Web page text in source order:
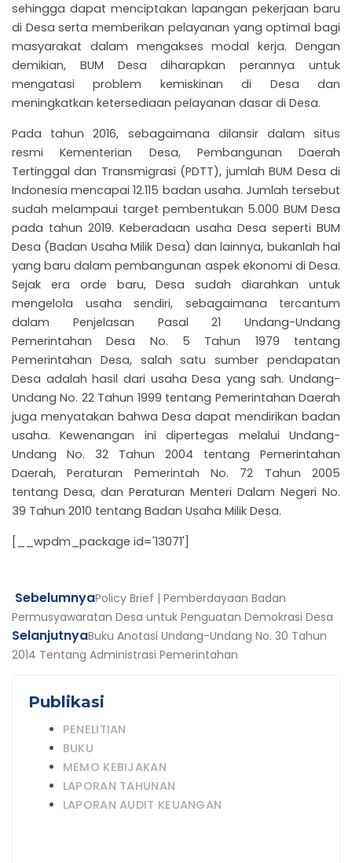
sehingga dapat menciptakan lapangan pekerjaan baru
di Desa serta memberikan pelayanan yang optimal bagi
masyarakat dalam mengakses modal kerja. Dengan
demikian, BUM Desa diharapkan perannya untuk
mengatasi problem kemiskinan di Desa dan
meningkatkan ketersediaan pelayanan dasar di Desa.
Pada tahun 2016, sebagaimana dilansir dalam situs
resmi Kementerian Desa, Pembangunan Daerah
Tertinggal dan Transmigrasi (PDTT), jumlah BUM Desa di
Indonesia mencapai 12.115 badan usaha. Jumlah tersebut
sudah melampaui target pembentukan 5.000 BUM Desa
pada tahun 2019. Keberadaan usaha Desa seperti BUM
Desa (Badan Usaha Milik Desa) dan lainnya, bukanlah hal
yang baru dalam pembangunan aspek ekonomi di Desa.
Sejak era orde baru, Desa sudah diarahkan untuk
mengelola usaha sendiri, sebagaimana tercantum
dalam Penjelasan Pasal 21 Undang-Undang
Pemerintahan Desa No. 5 Tahun 1979 tentang
Pemerintahan Desa, salah satu sumber pendapatan
Desa adalah hasil dari usaha Desa yang sah. Undang-
Undang No. 22 Tahun 1999 tentang Pemerintahan Daerah
juga menyatakan bahwa Desa dapat mendirikan badan
usaha. Kewenangan ini dipertegas melalui Undang-
Undang No. 32 Tahun 2004 tentang Pemerintahan
Daerah, Peraturan Pemerintah No. 72 Tahun 2005
tentang Desa, dan Peraturan Menteri Dalam Negeri No.
39 Tahun 2010 tentang Badan Usaha Milik Desa.
[__wpdm_package id='13071']
SebelumnyaPolicy Brief | Pemberdayaan Badan
Permusyawaratan Desa untuk Penguatan Demokrasi Desa
SelanjutnyaBuku Anotasi Undang-Undang No. 30 Tahun
2014 Tentang Administrasi Pemerintahan
Publikasi
PENELITIAN
BUKU
MEMO KEBIJAKAN
LAPORAN TAHUNAN
LAPORAN AUDIT KEUANGAN